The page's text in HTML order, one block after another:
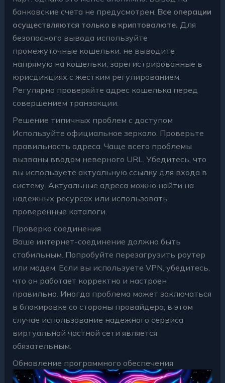
банковские счета не предусмотрен. Все операции
осуществляются только в криптовалюте. Для
безопасного вывода используйте
промежуточные кошельки. не выводите
напрямую на кошельки, зарегистрированные в
юрисдикциях с жестким регулированием.
Регулярно проверяйте адрес кошелька перед
совершением транзакции.
Решение типичных проблем с доступом
Используйте официальное зеркало. Проверьте
правильность адреса. Чаще всего проблемы
вызваны вводом неверного URL. Убедитесь, что
вы используете актуальную ссылку для входа в
систему. Актуальные адреса можно найти на
надежных ресурсах или использовать
проверенные каталоги.
Проверка соединения
Ваше интернет-соединение должно быть
стабильным. Попробуйте перезагрузить роутер
или модем. Если вы используете VPN, убедитесь,
что он работает корректно и настроен
правильно. Иногда проблема может заключаться
в блокировке со стороны провайдера, в этом
случае использование надежного сервиса
виртуальной частной сети является
обязательным.
Обновление программного обеспечения